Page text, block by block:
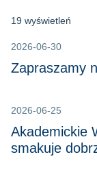
19 wyświetleń
2026-06-30
Zapraszamy
2026-06-25
Akademickie
smakuje